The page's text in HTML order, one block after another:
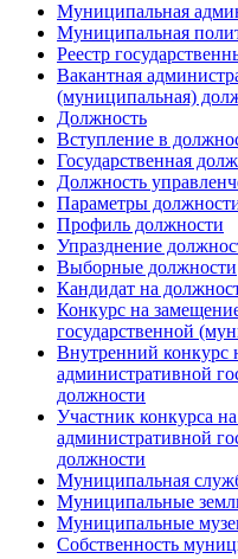
Муниципальная
Муниципальная
Реестр
Вакантная
(муниципальная)
Должность
Вступление в
Государственная
Должность
Параметры
Профиль должности
Упразднение
Выборные должности
Кандидат на
Конкурс на
государственной
Внутренний конкурс
административной
должности
Участник конкурса
административной
должности
Муниципальная
Муниципальные
Муниципальные
Собственность